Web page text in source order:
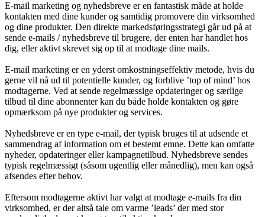
E-mail marketing og nyhedsbreve er en fantastisk måde at holde
kontakten med dine kunder og samtidig promovere din virksomhed
og dine produkter. Den direkte markedsføringsstrategi går ud på at
sende e-mails / nyhedsbreve til brugere, der enten har handlet hos
dig, eller aktivt skrevet sig op til at modtage dine mails.
E-mail marketing er en yderst omkostningseffektiv metode, hvis du
gerne vil nå ud til potentielle kunder, og forblive ’top of mind’ hos
modtagerne. Ved at sende regelmæssige opdateringer og særlige
tilbud til dine abonnenter kan du både holde kontakten og gøre
opmærksom på nye produkter og services.
Nyhedsbreve er en type e-mail, der typisk bruges til at udsende et
sammendrag af information om et bestemt emne. Dette kan omfatte
nyheder, opdateringer eller kampagnetilbud. Nyhedsbreve sendes
typisk regelmæssigt (såsom ugentlig eller månedlig), men kan også
afsendes efter behov.
Eftersom modtagerne aktivt har valgt at modtage e-mails fra din
virksomhed, er der altså tale om varme ’leads’ der med stor